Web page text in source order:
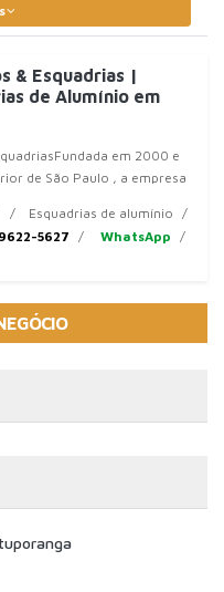
& Esquadrias |
de Alumínio em
em 2000 e
de São Paulo , a empresa
a melhor s
Esquadrias de alumínio
5627 WhatsApp